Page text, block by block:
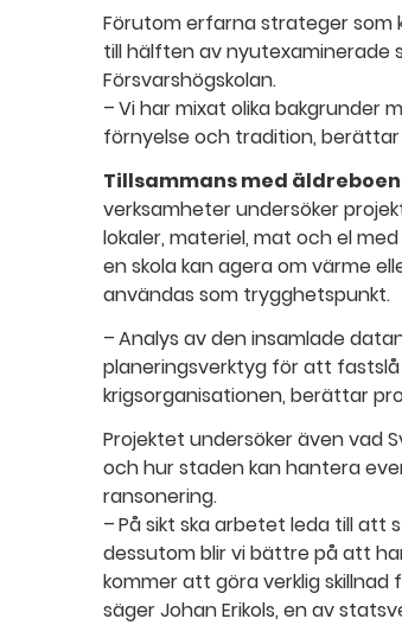
Förutom erfarna strateger som
till hälften av nyutexaminerade
Försvarshögskolan.
– Vi har mixat olika bakgrunder
förnyelse och tradition, berättar
Tillsammans med
verksamheter undersöker
lokaler, materiel, mat och el
en skola kan agera om värme
användas som trygghetspunkt.
– Analys av den insamlade
planeringsverktyg för att
krigsorganisationen, berättar
Projektet undersöker även vad
och hur staden kan hantera
ransonering.
– På sikt ska arbetet leda till
dessutom blir vi bättre på att
kommer att göra verklig
säger Johan Erikols, en av